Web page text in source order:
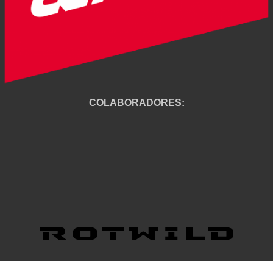
COLABORADORES: